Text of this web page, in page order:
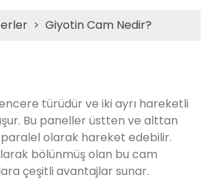
Giyotin Cam Nedir?
türüdür ve iki ayrı hareketli
Bu paneller üstten ve alttan
olarak hareket edebilir.
bölünmüş olan bu cam
çeşitli avantajlar sunar.